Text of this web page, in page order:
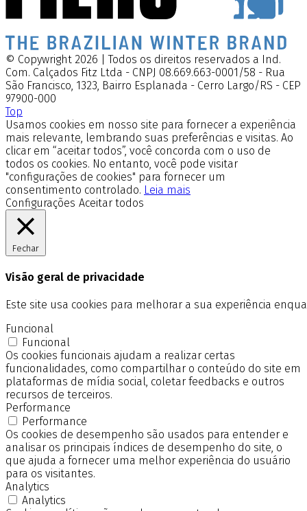
© Copywright 2026 | Todos os direitos reservados a Ind.
Com. Calçados Fitz Ltda - CNPJ 08.669.663-0001/58 - Rua
São Francisco, 1323, Bairro Esplanada - Cerro Largo/RS - CEP
97900-000
Top
Usamos cookies em nosso site para fornecer a experiência
mais relevante, lembrando suas preferências e visitas. Ao
clicar em “aceitar todos”, você concorda com o uso de
todos os cookies. No entanto, você pode visitar
"configurações de cookies" para fornecer um
consentimento controlado. Leia mais
Configurações Aceitar todos
Fechar
Visão geral de privacidade
Este site usa cookies para melhorar a sua experiência
Funcional
Funcional
Os cookies funcionais ajudam a realizar certas
funcionalidades, como compartilhar o conteúdo do site em
plataformas de mídia social, coletar feedbacks e outros
recursos de terceiros.
Performance
Performance
Os cookies de desempenho são usados para entender e
analisar os principais índices de desempenho do site, o
que ajuda a fornecer uma melhor experiência do usuário
para os visitantes.
Analytics
Analytics